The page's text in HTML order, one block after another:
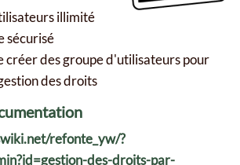
illimité
sécurisé
créer des groupe d'utilisateurs pour
des droits
refonte_yw/?
des-droits-par-